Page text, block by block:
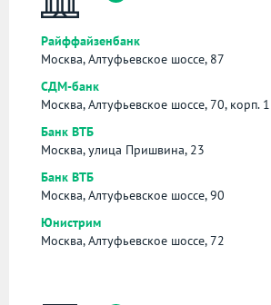
Райффайзенбанк
Москва, Алтуфьевское шоссе, 87
СДМ-банк
Москва, Алтуфьевское шоссе, 70, корп. 1
Банк ВТБ
Москва, улица Пришвина, 23
Банк ВТБ
Москва, Алтуфьевское шоссе, 90
Юнистрим
Москва, Алтуфьевское шоссе, 72